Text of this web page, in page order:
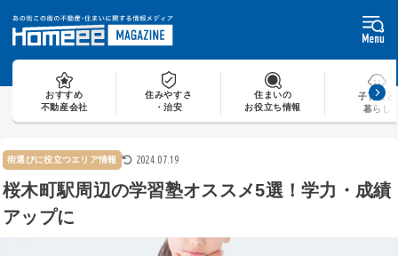
おすすめ
不動産会社
住みやすさ
・治安
住まいの
お役立ち情報
子育てと
暮らし
街選びに役立つエリア情報 2024.07.19
桜木町駅周辺の学習塾オススメ5選！学力・成績
アップに